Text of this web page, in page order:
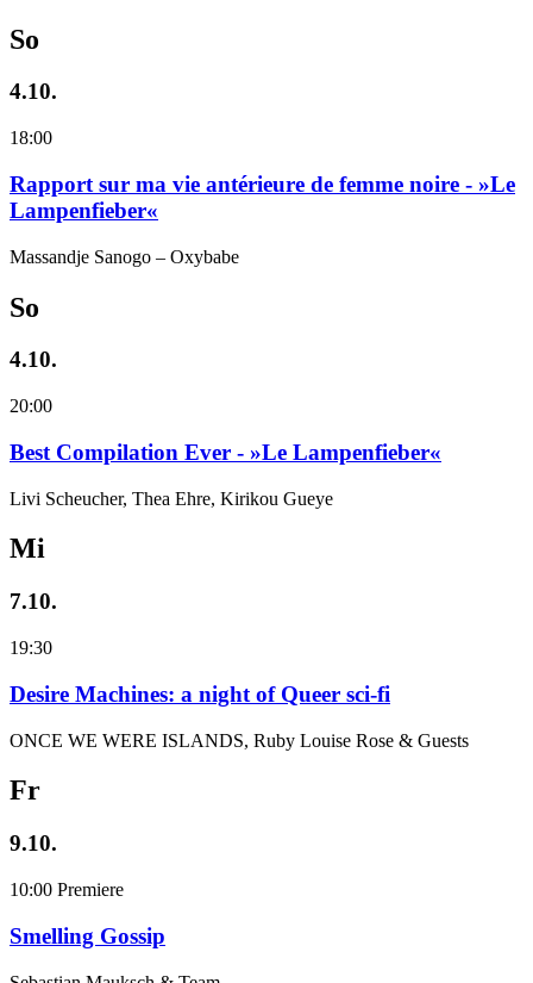
So
4.10.
18:00
Rapport sur ma vie antérieure de femme noire - »Le
Lampenfieber«
Massandje Sanogo – Oxybabe
So
4.10.
20:00
Best Compilation Ever - »Le Lampenfieber«
Livi Scheucher, Thea Ehre, Kirikou Gueye
Mi
7.10.
19:30
Desire Machines: a night of Queer sci-fi
ONCE WE WERE ISLANDS, Ruby Louise Rose & Guests
Fr
9.10.
10:00 Premiere
Smelling Gossip